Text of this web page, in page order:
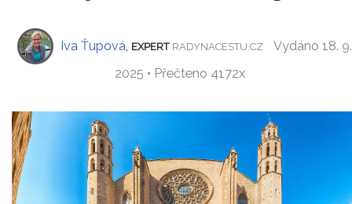
Iva Ťupová EXPERT RADYNACESTU.CZ
Vydáno 18. 9.
2025 • Přečteno 4172x